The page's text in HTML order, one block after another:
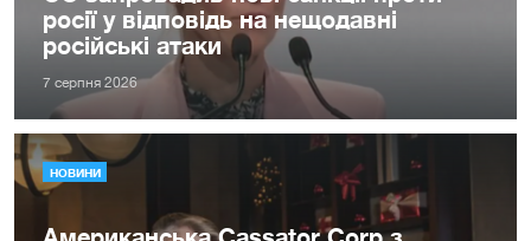
росії у відповідь на нещодавні
російські атаки
7 серпня 2026
НОВИНИ